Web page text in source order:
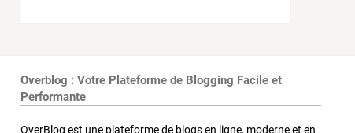
Overblog : Votre Plateforme de Blogging Facile et
Performante
OverBlog est une plateforme de blogs en ligne, moderne et en